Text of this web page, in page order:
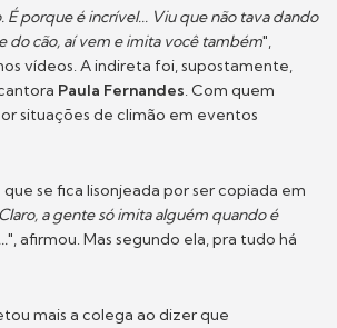
É porque é incrível... Viu que não tava dando
do cão, aí vem e imita você também",
vídeos. A indireta foi, supostamente,
Paula Fernandes. Com quem
situações de climão em eventos
que se fica lisonjeada por ser copiada em
Claro, a gente só imita alguém quando é
", afirmou. Mas segundo ela, pra tudo há
mais a colega ao dizer que